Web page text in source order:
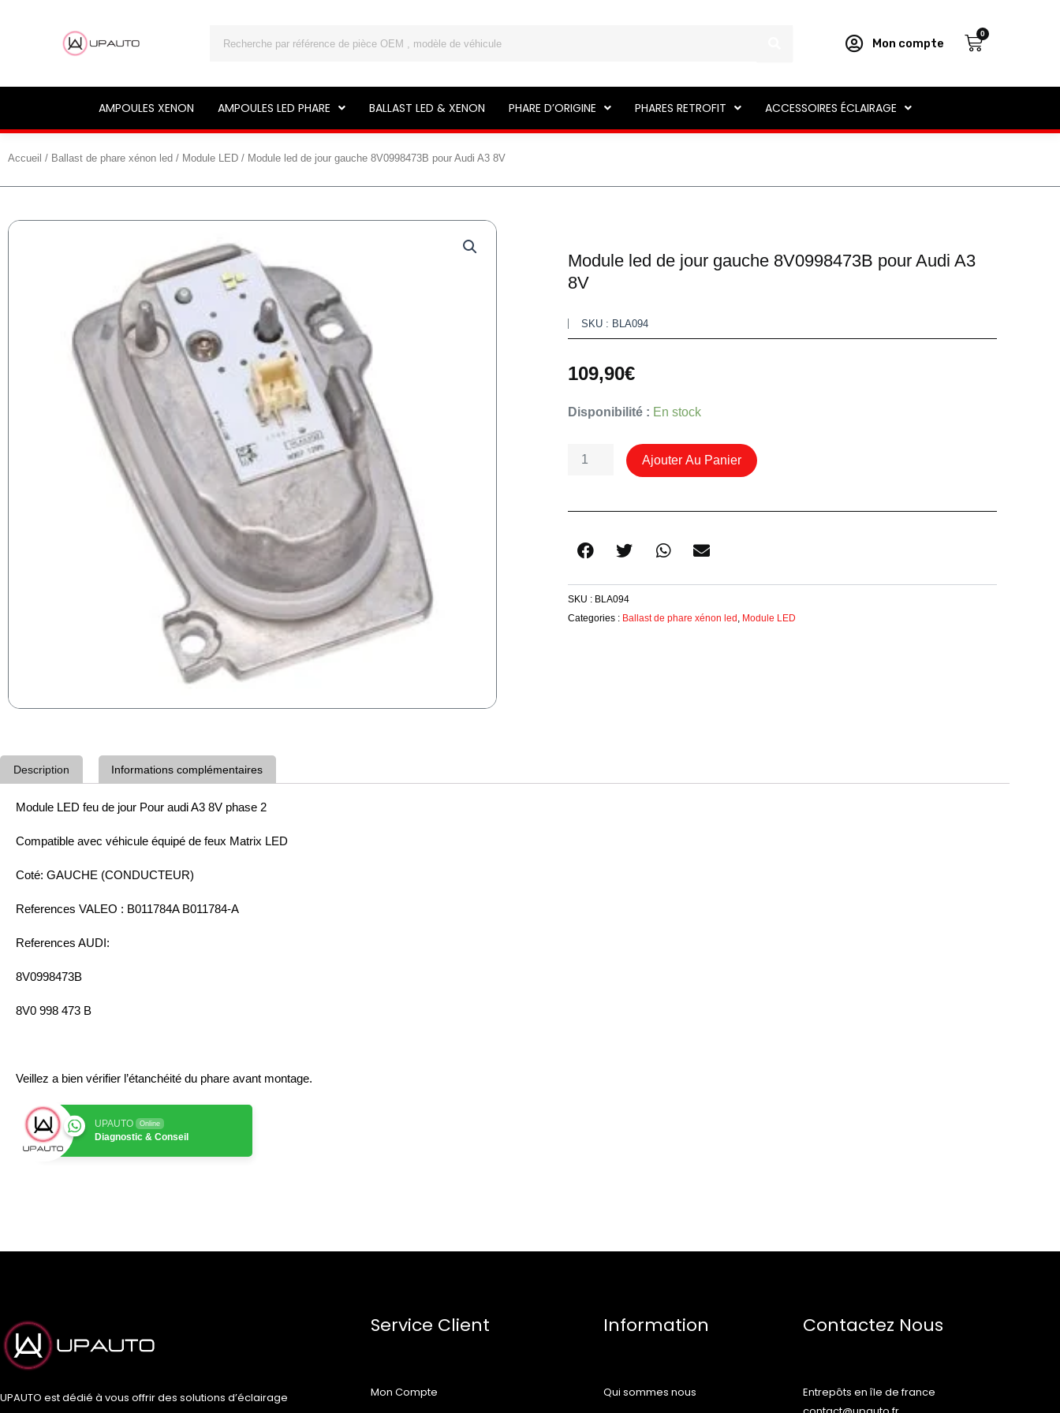
Mon compte
0
Panier
AMPOULES XENON AMPOULES LED PHARE BALLAST LED & XENON PHARE D’ORIGINE PHARES RETROFIT ACCESSOIRES ÉCLAIRAGE
Accueil / Ballast de phare xénon led / Module LED / Module led de jour gauche 8V0998473B pour Audi A3 8V
Module led de jour gauche 8V0998473B pour Audi A3
8V
SKU : BLA094
109,90€
Disponibilité : En stock
Quantité
Led
8V0998473B
Pour
Audi
A3
8V
Ajouter Au Panier
SKU : BLA094
Categories : Ballast de phare xénon led Module LED
Description Informations complémentaires
Module LED feu de jour Pour audi A3 8V phase 2
Compatible avec véhicule équipé de feux Matrix LED
Coté: GAUCHE (CONDUCTEUR)
References VALEO : B011784A B011784-A
References AUDI:
8V0998473B
8V0 998 473 B
Veillez a bien vérifier l’étanchéité du phare avant montage.
UPAUTO Online
Diagnostic & Conseil
UPAUTO est dédié à vous offrir des solutions d’éclairage
Service Client
Mon Compte
Information
Qui sommes nous
Contactez Nous
Entrepôts en île de france